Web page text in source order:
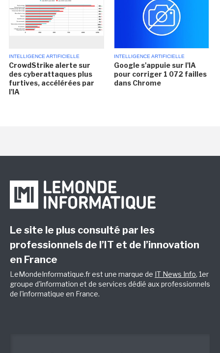
INTELLIGENCE ARTIFICIELLE
CrowdStrike alerte sur
des cyberattaques plus
furtives, accélérées par
l'IA
INTELLIGENCE ARTIFICIELLE
Google s'appuie sur l'IA
pour corriger 1 072 failles
dans Chrome
Le site le plus consulté par les
professionnels de l’IT et de l’innovation
en France
LeMondeInformatique.fr est une marque de IT News Info, 1er
groupe d'information et de services dédié aux professionnels
de l'informatique en France.